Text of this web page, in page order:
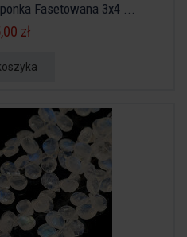
Fasetowana 3x4 ...
zł